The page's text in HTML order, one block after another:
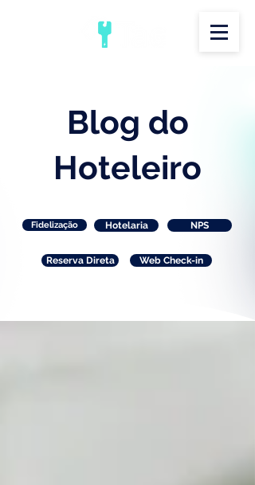
Blog do
Hoteleiro
Fidelização Hotelaria NPS
Reserva Direta Web Check-in